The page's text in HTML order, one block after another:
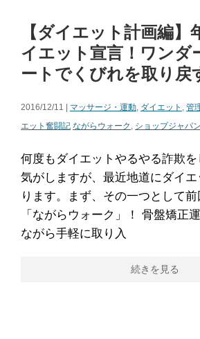
【ダイエット計画編】
イエット宣言！ワンダ
ートでくびれを取り戻
2016/12/11 | マッサージ・運動, ダイエット , 管
エット奮闘記 ながらウォーク , ショップジャパン
何度もダイエットやるやる詐欺
気がしますが、最近地道にダイ
ります。まず、その一つとして
「ながらウォーク」！ 骨盤矯正
ながら手軽に取り入
続きを見る